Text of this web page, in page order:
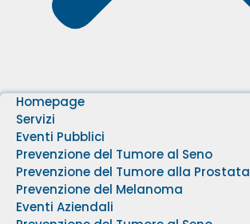
Homepage
Servizi
Eventi Pubblici
Prevenzione del Tumore al Seno
Prevenzione del Tumore alla Prostata
Prevenzione del Melanoma
Eventi Aziendali